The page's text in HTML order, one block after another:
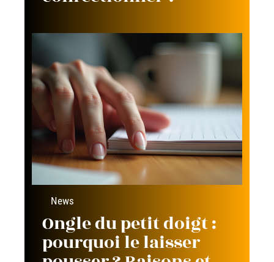
News
Ongle du petit doigt :
pourquoi le laisser